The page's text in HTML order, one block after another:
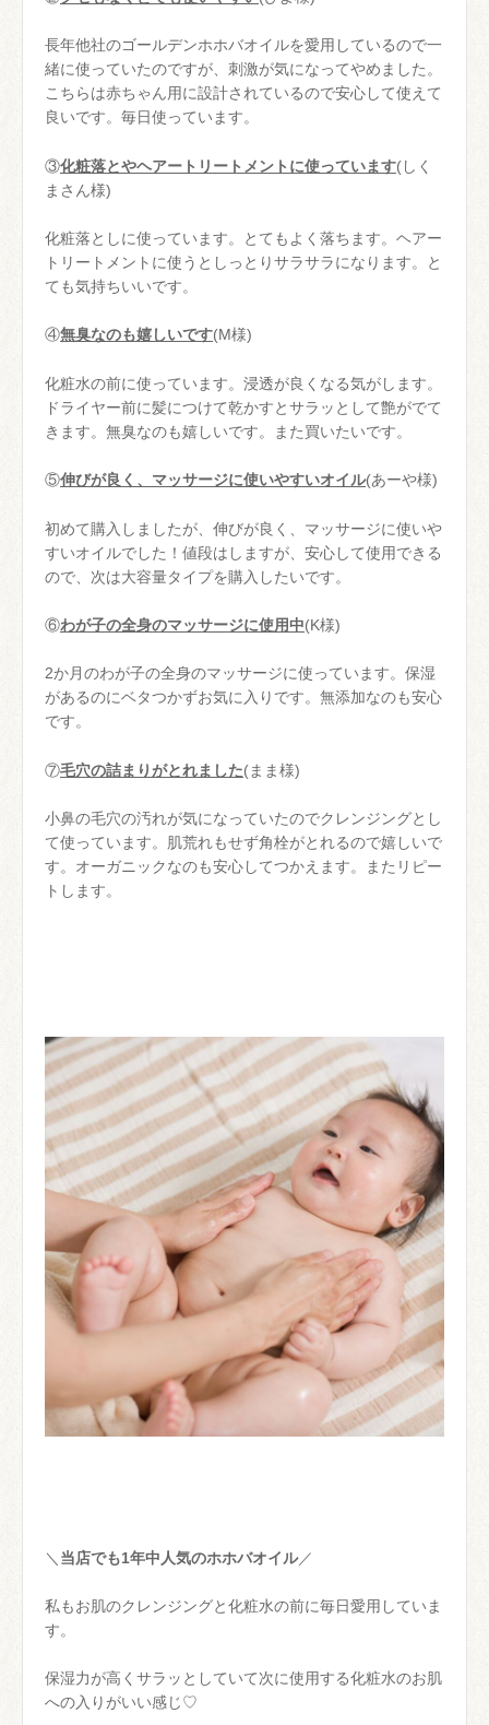
長年他社のゴールデンホホバオイルを愛用しているので一
緒に使っていたのですが、刺激が気になってやめました。
こちらは赤ちゃん用に設計されているので安心して使えて
良いです。毎日使っています。
③化粧落とやヘアートリートメントに使っています(しく
まさん様)
化粧落としに使っています。とてもよく落ちます。ヘアー
トリートメントに使うとしっとりサラサラになります。と
ても気持ちいいです。
④無臭なのも嬉しいです(M様)
化粧水の前に使っています。浸透が良くなる気がします。
ドライヤー前に髪につけて乾かすとサラッとして艶がでて
きます。無臭なのも嬉しいです。また買いたいです。
⑤伸びが良く、マッサージに使いやすいオイル(あーや様)
初めて購入しましたが、伸びが良く、マッサージに使いや
すいオイルでした！値段はしますが、安心して使用できる
ので、次は大容量タイプを購入したいです。
⑥わが子の全身のマッサージに使用中(K様)
2か月のわが子の全身のマッサージに使っています。保湿
があるのにベタつかずお気に入りです。無添加なのも安心
です。
⑦毛穴の詰まりがとれました(まま様)
小鼻の毛穴の汚れが気になっていたのでクレンジングとし
て使っています。肌荒れもせず角栓がとれるので嬉しいで
す。オーガニックなのも安心してつかえます。またリピー
トします。
＼ 当店でも1年中人気のホホバオイル／
私もお肌のクレンジングと化粧水の前に毎日愛用していま
す。
保湿力が高くサラッとしていて次に使用する化粧水のお肌
への入りがいい感じ♡